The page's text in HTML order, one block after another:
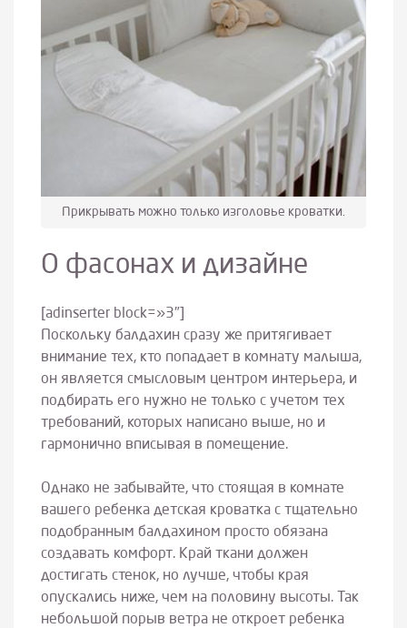
Прикрывать можно только изголовье кроватки.
О фасонах и дизайне
[adinserter block=»3″]
Поскольку балдахин сразу же притягивает
внимание тех, кто попадает в комнату малыша,
он является смысловым центром интерьера, и
подбирать его нужно не только с учетом тех
требований, которых написано выше, но и
гармонично вписывая в помещение.
Однако не забывайте, что стоящая в комнате
вашего ребенка детская кроватка с тщательно
подобранным балдахином просто обязана
создавать комфорт. Край ткани должен
достигать стенок, но лучше, чтобы края
опускались ниже, чем на половину высоты. Так
небольшой порыв ветра не откроет ребенка